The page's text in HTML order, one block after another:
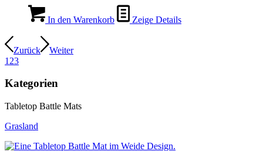
In den Warenkorb Zeige Details
Zurück
Weiter
1 23
Kategorien
Tabletop Battle Mats
Grasland